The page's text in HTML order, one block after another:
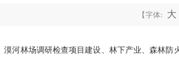
【字体: 大
河林场调研检查项目建设、林下产业、森林防